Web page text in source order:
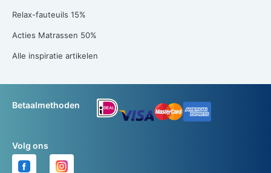
Relax-fauteuils 15%
Acties Matrassen 50%
Alle inspiratie artikelen
Volg ons
Betaalmethoden